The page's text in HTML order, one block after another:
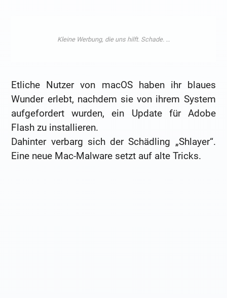
Etliche Nutzer von macOS haben ihr blaues
Wunder erlebt, nachdem sie von ihrem System
aufgefordert wurden, ein Update für Adobe
Flash zu installieren.
Dahinter verbarg sich der Schädling „Shlayer“.
Eine neue Mac-Malware setzt auf alte Tricks.